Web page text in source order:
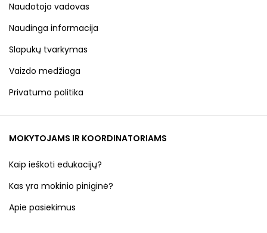
Naudotojo vadovas
Naudinga informacija
Slapukų tvarkymas
Vaizdo medžiaga
Privatumo politika
MOKYTOJAMS IR KOORDINATORIAMS
Kaip ieškoti edukacijų?
Kas yra mokinio piniginė?
Apie pasiekimus